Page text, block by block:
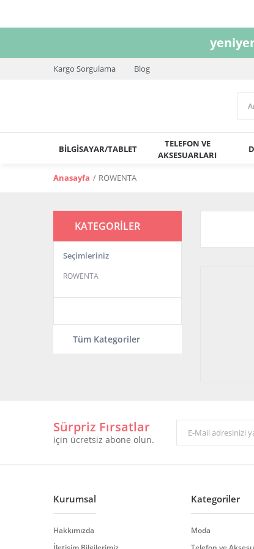
Kargo Sorgulama Blog
BİLGİSAYAR/TABLET
TELEFON VE
AKSESUARLARI
Anasayfa ROWENTA
KATEGORİLER
Seçimleriniz
ROWENTA
Tüm Kategoriler
Sürpriz Fırsatlar
için ücretsiz abone olun.
Kurumsal
Hakkımızda
Kategoriler
Moda